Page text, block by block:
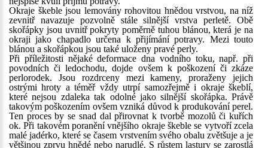
Okraje škeble jsou lemovány rohovitou hnědou vrstvou, na níž
zevnitř navazuje pozvolně stále silnější vrstva perletě. Obě
skořápky jsou uvnitř pokryty poměrně tuhou blánou, která je na
okraji jako chapadlo určena k přijímání potravy. Mezi touto
blánou a skořápkou jsou také uloženy pravé perly.
Při příležitosti nějaké deformace dna vodního toku, např. při
povodních či ledochodu, dojde ovšem k poškození či zkáze
perlorodek. Jsou rozdrceny mezi kameny, proraženy jejich
ostrými hroty a téměř vždy utrpí samozřejmě i okraje škeblí,
které nejsou zdaleka tak odolné jako silnější skořápka. Právě
takovým poškozením ovšem vzniká důvod k produkování perel.
Ten proces by se snad dal přirovnat k tvorbě mozolů či kuřích
ok. Při takovém poranění vnějšího okraje škeble se vytvoří zcela
malé jadérko, které se časem vrstvením svého obalu zvětšuje a je
většinou zprvu hnědé nebo narudlé. S růstem lastury se zarostlá